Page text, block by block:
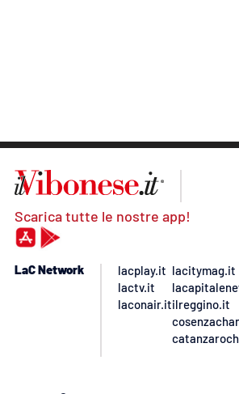
Scarica tutte le nostre app!
LaC Network
lacplay.it
lactv.it
laconair.it
lacitymag.it
ilreggino.it